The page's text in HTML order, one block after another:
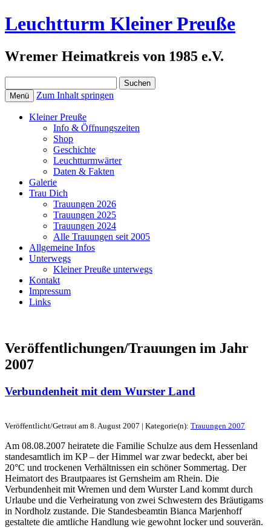
Leuchtturm Kleiner Preuße
Wremer Heimatkreis von 1985 e.V.
nach:
Menü Zum Inhalt springen
Kleiner Preuße
Info & Öffnungszeiten
Shop
Geschichte
Leuchtturmwärter
Daten & Fakten
Galerie
Trau Dich
Trauungen 2026
Trauungen 2025
Trauungen 2024
Alle Trauungen seit 2005
Allgemeine Infos
Unterwegs
Kleiner Preuße unterwegs
Kontakt
Impressum
Links
Veröffentlichungen/Trauungen im Jahr
2007
Verbundenheit mit dem Wurster Land
Veröffentlicht/Getraut am 8. August 2007 | Kategorie(n): Trauungen 2007
Am 08.08.2007 heiratete die Familie Schulze aus dem Hessenland
standesamtlich im KP – der Himmel war zwar bedeckt, aber bei
20°C und trockenen Verhältnissen ein schöner Sommertag. Der
Heimatort des Brautpaares ist Gernsheim am Rhein. Die
Verbundenheit mit Wremen und dem Wurster Land kommt durch
Urlaube und die Verheiratung von zwei Schwestern des Bräutigams
in Nordholz zustande. Die Standesbeamtin Bianca Marjenhoff
gestaltete die amtliche Handlung wie gewohnt locker und souverän.